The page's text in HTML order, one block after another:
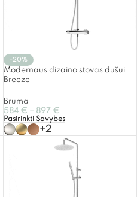
-20%
Modernaus dizaino stovas dušui
Breeze
Bruma
584 € – 897 €
Pasirinkti Savybes
+2